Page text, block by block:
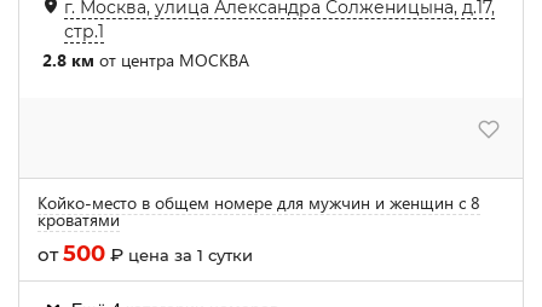
г. Москва, улица Александра Солженицына, д.17,
стр.1
2.8 км от центра МОСКВА
Койко-место в общем номере для мужчин и женщин с 8
кроватями
от500 ₽ цена за 1 сутки